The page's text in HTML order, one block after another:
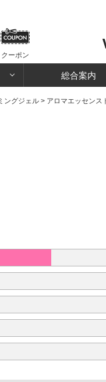
クーポン
総合案内
ングジェル > アロマエッセンス